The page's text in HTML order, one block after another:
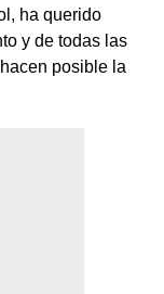
ha querido
y de todas las
posible la